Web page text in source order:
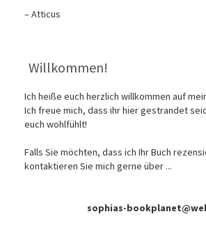
– Atticus
Willkommen!
Ich heiße euch herzlich willkommen auf
Ich freue mich, dass ihr hier gestrandet
euch wohlfühlt!
Falls Sie möchten, dass ich Ihr Buch
kontaktieren Sie mich gerne über ...
sophias-